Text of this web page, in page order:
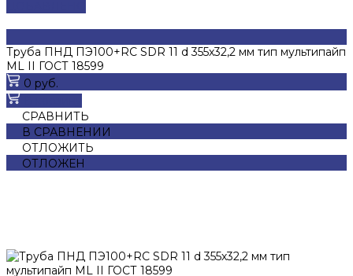
Труба ПНД ПЭ100+RC SDR 11 d 355х32,2 мм тип мультипайп
ML II ГОСТ 18599
0 руб.
СРАВНИТЬ
В СРАВНЕНИИ
ОТЛОЖИТЬ
ОТЛОЖЕН